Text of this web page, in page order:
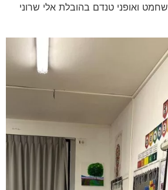
ואופני טנדם בהובלת אלי שרוני